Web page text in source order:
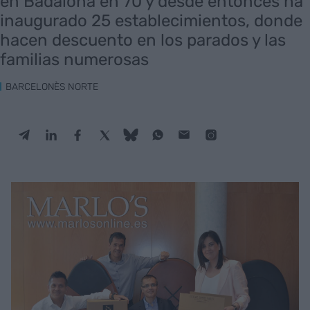
inaugurado 25 establecimientos, donde
hacen descuento en los parados y las
familias numerosas
BARCELONÈS NORTE